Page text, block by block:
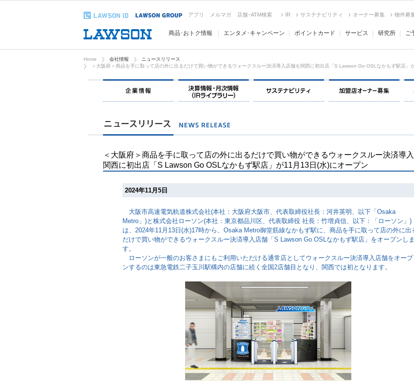
アプリ メルマガ 店舗･ATM検索 IR サステナビリティ オーナー募集 物件募
商品･おトク情報 エンタメ･キャンペーン ポイントカード サービス 研究所 ご
Home 会社情報
ニュースリリース
＜大阪府＞商品を手に取って店の外に出るだけで買い物ができるウォークスルー決済導入店舗を関西に初出店「S Lawson Go OSLなかもず駅店」
企業情報
＜大阪府＞商品を手に取って店の外に出るだけで買い物ができるウォークスルー決済導
関西に初出店「S Lawson Go OSLなかもず駅店」が11月13日(水)にオープン
2024年11月5日
大阪市高速電気軌道株式会社(本社：大阪府大阪市、代表取締役社長：河井英明、以下「Osaka
Metro」)と株式会社ローソン(本社：東京都品川区、代表取締役 社長：竹増貞信、以下：「ローソン」)
は、2024年11月13日(水)17時から、Osaka Metro御堂筋線なかもず駅に、商品を手に取って店の外に出
だけで買い物ができるウォークスルー決済導入店舗「S Lawson Go OSLなかもず駅店」をオープンしま
す。
ローソンが一般のお客さまにもご利用いただける通常店としてウォークスルー決済導入店舗をオープ
ンするのは東急電鉄二子玉川駅構内の店舗に続く全国2店舗目となり、関西では初となります。